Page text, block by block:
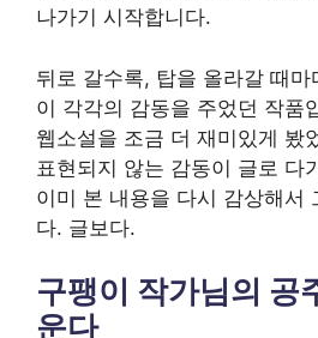
나가기 시작합니다.
뒤로 갈수록, 탑을 올라갈 때
이 각각의 감동을 주었던 작품
웹소설을 조금 더 재미있게 봤
표현되지 않는 감동이 글로 다
이미 본 내용을 다시 감상해서
다. 글보다.
구팽이 작가님의 공
운다